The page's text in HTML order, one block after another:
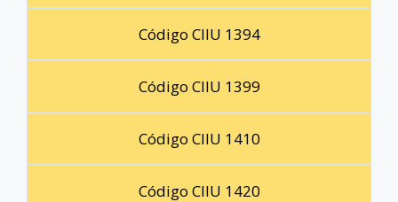
Código CIIU 1394
Código CIIU 1399
Código CIIU 1410
Código CIIU 1420